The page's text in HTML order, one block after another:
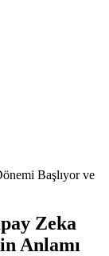
Başlıyor ve
Zeka
Anlamı